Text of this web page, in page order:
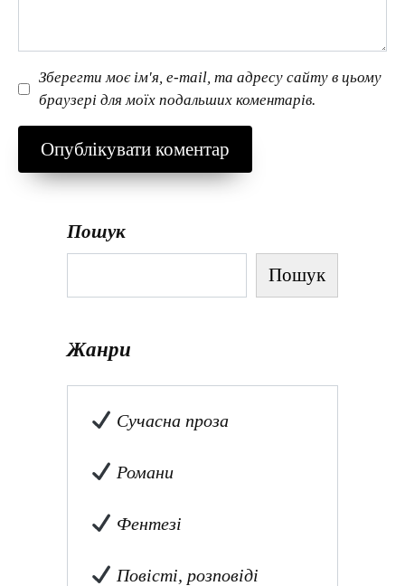
Зберегти моє ім'я, e-mail, та адресу сайту в цьому
браузері для моїх подальших коментарів.
Пошук
Пошук
Жанри
Сучасна проза
Романи
Фентезі
Повісті, розповіді